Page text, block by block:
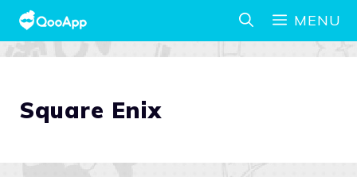
MENU
Square Enix